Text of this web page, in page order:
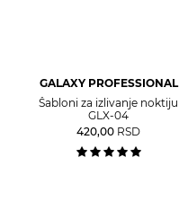
GALAXY PROFESSIONAL
Šabloni za izlivanje noktiju
GLX-04
420,00 RSD